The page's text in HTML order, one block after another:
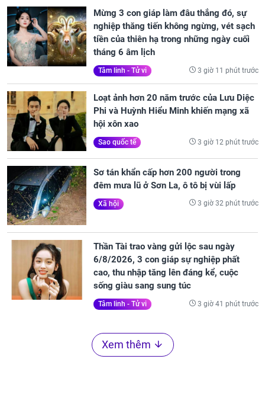
Mừng 3 con giáp làm đâu thắng đó, sự
nghiệp thăng tiến không ngừng, vét sạch
tiền của thiên hạ trong những ngày cuối
tháng 6 âm lịch
Tâm linh - Tử vi 3 giờ 11 phút trước
Loạt ảnh hơn 20 năm trước của Lưu Diệc
Phi và Huỳnh Hiểu Minh khiến mạng xã
hội xôn xao
Sao quốc tế 3 giờ 12 phút trước
Sơ tán khẩn cấp hơn 200 người trong
đêm mưa lũ ở Sơn La, ô tô bị vùi lấp
Xã hội 3 giờ 32 phút trước
Thần Tài trao vàng gửi lộc sau ngày
6/8/2026, 3 con giáp sự nghiệp phất
cao, thu nhập tăng lên đáng kể, cuộc
sống giàu sang sung túc
Tâm linh - Tử vi 3 giờ 41 phút trước
Xem thêm